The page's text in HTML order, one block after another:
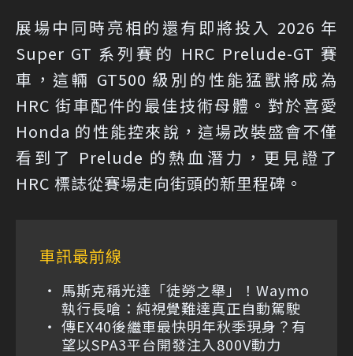
展場中同時亮相的還有即將投入 2026 年
Super GT 系列賽的 HRC Prelude-GT 賽
車，這輛 GT500 級別的性能猛獸將成為
HRC 街車配件的最佳技術母體。對於喜愛
Honda 的性能控來說，這場改裝盛會不僅
看到了 Prelude 的熱血潛力，更見證了
HRC 標誌從賽場走向街頭的新里程碑。
車訊最前線
馬斯克稱光達「徒勞之舉」！Waymo
執行長嗆：純視覺難達真正自動駕駛
傳EX40後繼車最快明年秋季現身？有
望以SPA3平台開發注入800V動力